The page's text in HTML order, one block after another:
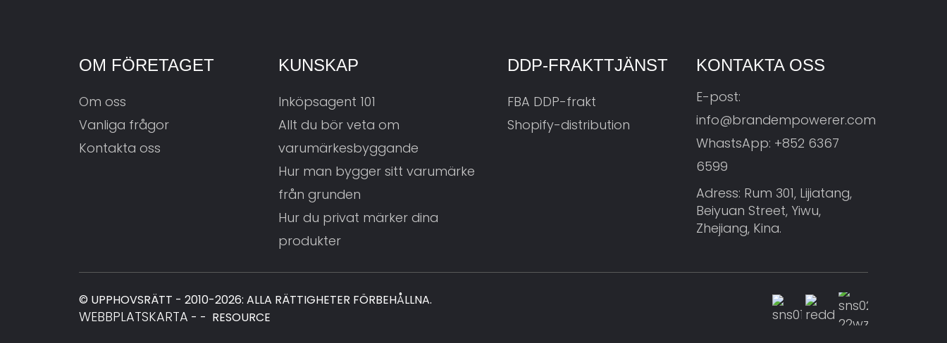
OM FÖRETAGET
Om oss
Vanliga frågor
Kontakta oss
KUNSKAP
Inköpsagent 101
Allt du bör veta om
varumärkesbyggande
Hur man bygger sitt varumärke
från grunden
Hur du privat märker dina
produkter
DDP-FRAKTTJÄNST
FBA DDP-frakt
Shopify-distribution
KONTAKTA OSS
E-post:
info@brandempowerer.com
WhastsApp: +852 6367
6599
Adress: Rum 301, Lijiatang,
Beiyuan Street, Yiwu,
Zhejiang, Kina.
© UPPHOVSRÄTT - 2010-2026: ALLA RÄTTIGHETER FÖRBEHÅLLNA.
WEBBPLATSKARTA - - RESOURCE